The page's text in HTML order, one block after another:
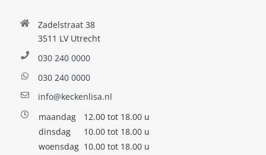
Zadelstraat 38
3511 LV Utrecht
030 240 0000
030 240 0000
info@keckenlisa.nl
maandag
12.00 tot 18.00 u
dinsdag
10.00 tot 18.00 u
woensdag 10.00 tot 18.00 u